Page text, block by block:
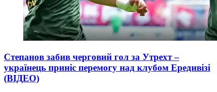
Степанов забив черговий гол за Утрехт –
українець приніс перемогу над клубом Ередивізі
(ВІДЕО)